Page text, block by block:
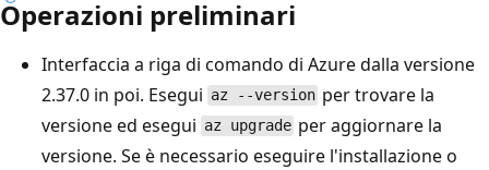
Operazioni preliminari
Interfaccia a riga di comando di Azure dalla versione
2.37.0 in poi. Esegui az --version per trovare la
versione ed esegui az upgrade per aggiornare la
versione. Se è necessario eseguire l'installazione o